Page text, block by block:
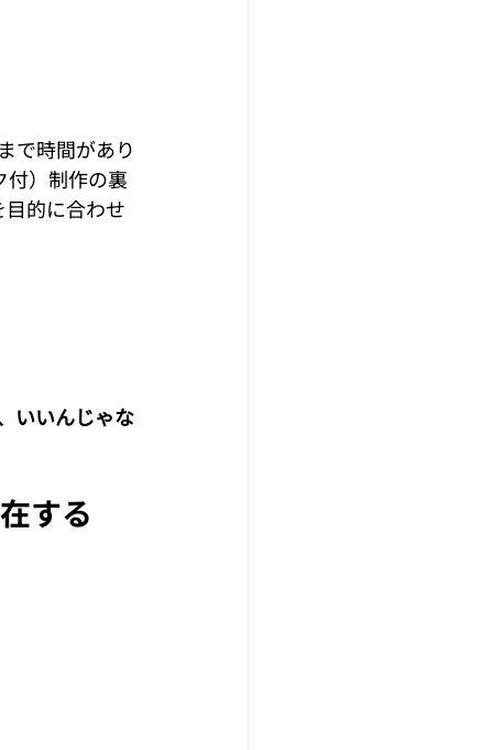
で時間があり
付）制作の裏
的に合わせ
いいんじゃな
する